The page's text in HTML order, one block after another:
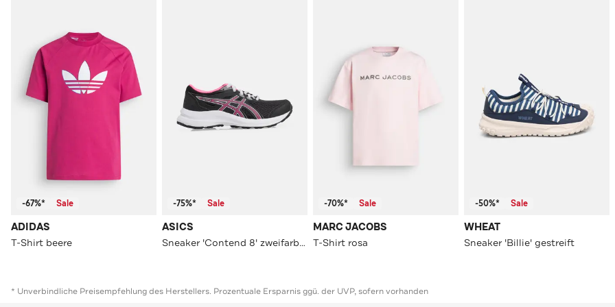
-67%* Sale
ADIDAS
T-Shirt beere
-75%* Sale
ASICS
Sneaker 'Contend 8' zweifarbig
-70%* Sale
MARC JACOBS
T-Shirt rosa
-50%* Sale
WHEAT
Sneaker 'Billie' gestreift
* Unverbindliche Preisempfehlung des Herstellers. Prozentuale Ersparnis ggü. der UVP, sofern vorhanden